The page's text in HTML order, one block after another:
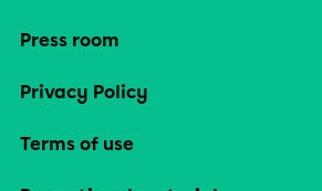
Press room
Privacy Policy
Terms of use